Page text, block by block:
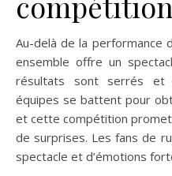
Au-delà de la performance
ensemble offre un
résultats sont serrés et
équipes se battent pour
et cette compétition
de surprises. Les fans de
spectacle et d’émotions